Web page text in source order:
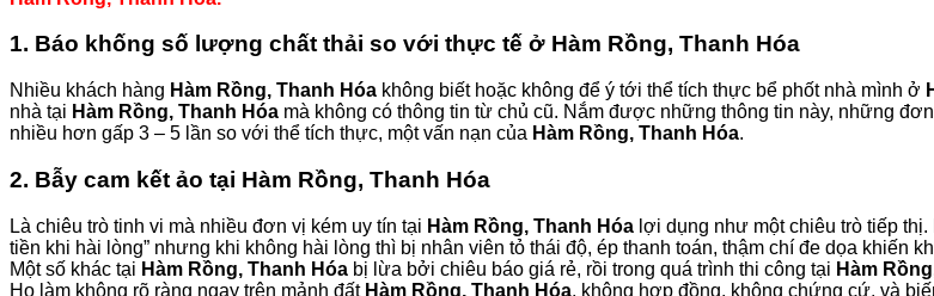
1. Báo khống số lượng chất thải so với thực tế ở Hàm Rồng, Thanh Hóa
Nhiều khách hàng Hàm Rồng, Thanh Hóa không biết hoặc không để ý tới thể tích thực bể phốt nhà mình ở
nhà tại Hàm Rồng, Thanh Hóa mà không có thông tin từ chủ cũ. Nắm được những thông tin này, những
nhiều hơn gấp 3 – 5 lần so với thể tích thực, một vấn nạn của Hàm Rồng, Thanh Hóa.
2. Bẫy cam kết ảo tại Hàm Rồng, Thanh Hóa
Là chiêu trò tinh vi mà nhiều đơn vị kém uy tín tại Hàm Rồng, Thanh Hóa lợi dụng như một chiêu trò tiếp
tiền khi hài lòng” nhưng khi không hài lòng thì bị nhân viên tỏ thái độ, ép thanh toán, thậm chí đe dọa khiến
Một số khác tại Hàm Rồng, Thanh Hóa bị lừa bởi chiêu báo giá rẻ, rồi trong quá trình thi công tại Hàm
Họ làm không rõ ràng ngay trên mảnh đất Hàm Rồng, Thanh Hóa, không hợp đồng, không chứng cứ, và